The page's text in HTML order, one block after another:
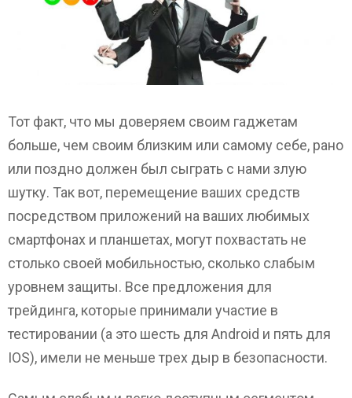
Тот факт, что мы доверяем своим гаджетам
больше, чем своим близким или самому себе, рано
или поздно должен был сыграть с нами злую
шутку. Так вот, перемещение ваших средств
посредством приложений на ваших любимых
смартфонах и планшетах, могут похвастать не
столько своей мобильностью, сколько слабым
уровнем защиты. Все предложения для
трейдинга, которые принимали участие в
тестировании (а это шесть для Android и пять для
IOS), имели не меньше трех дыр в безопасности.